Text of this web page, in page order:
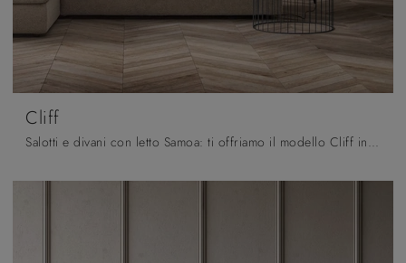
Cliff
Salotti e divani con letto Samoa: ti offriamo il modello Cliff in tessuto per completare il living.